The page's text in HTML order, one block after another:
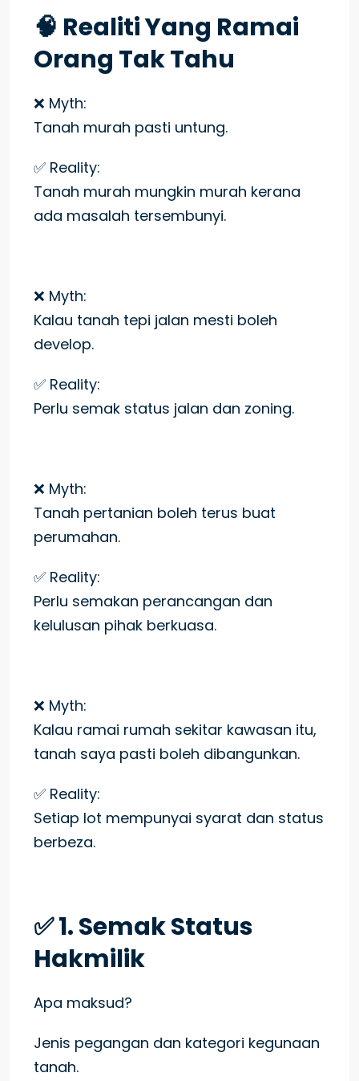
🧠 Realiti Yang Ramai
Orang Tak Tahu
❌ Myth:
Tanah murah pasti untung.
✅ Reality:
Tanah murah mungkin murah kerana
ada masalah tersembunyi.
❌ Myth:
Kalau tanah tepi jalan mesti boleh
develop.
✅ Reality:
Perlu semak status jalan dan zoning.
❌ Myth:
Tanah pertanian boleh terus buat
perumahan.
✅ Reality:
Perlu semakan perancangan dan
kelulusan pihak berkuasa.
❌ Myth:
Kalau ramai rumah sekitar kawasan itu,
tanah saya pasti boleh dibangunkan.
✅ Reality:
Setiap lot mempunyai syarat dan status
berbeza.
✅ 1. Semak Status
Hakmilik
Apa maksud?
Jenis pegangan dan kategori kegunaan
tanah.